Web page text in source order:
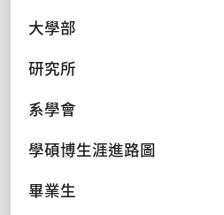
大學部
研究所
系學會
學碩博生涯進路圖
畢業生